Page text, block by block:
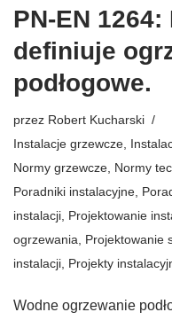
PN-EN
definiuje
podłogowe.
przez Robert Kucharski
Instalacje grzewcze
Normy grzewcze Normy
Poradniki instalacyjne
instalacji Projektowanie
ogrzewania
Projektowanie
instalacji Projekty
Wodne ogrzewanie